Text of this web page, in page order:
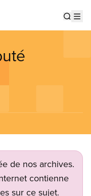
de nos archives.
contienne
sur ce sujet.